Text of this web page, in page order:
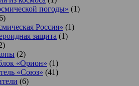
погоды» (1)
Россия» (1)
защита (1)
(2)
«Орион» (1)
«Союз» (41)
(6)